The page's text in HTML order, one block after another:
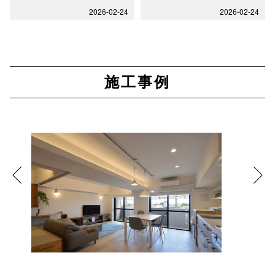
2026-02-24 2026-02-24
施工事例